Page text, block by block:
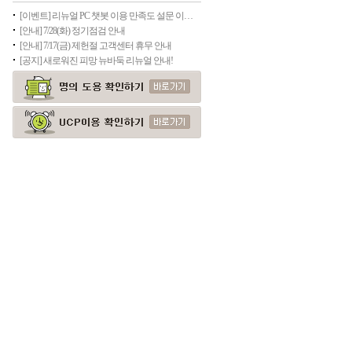
[이벤트] 리뉴얼 PC 챗봇 이용 만족도 설문 이벤트
[안내] 7/28(화) 정기점검 안내
[안내] 7/17(금) 제헌절 고객센터 휴무 안내
[공지] 새로워진 피망 뉴바둑 리뉴얼 안내!